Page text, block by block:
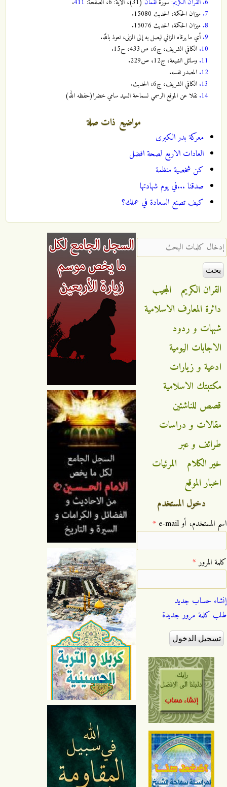
6. القران الكريم: سورةلقمان (31)، الآية: 6، الصفحة: 411
.
7. ميزان الحكمة، الحديث 15080.‏
8. ميزان الحكمة، الحديث 15076.‏
9. أي ما يرقاه الزاني ليصل به إلى الزنى، نعوذ باللَّه.‏
10. الكافي الشريف، ج‏6، ص‏433، ح‏15.‏
11. وسائل الشيعة، ج‏12، ص‏229.‏
12. المصدر نفسه.‏
13. الكافي الشريف، ج‏6، الحديث.‏
14. نقلا عن الموقع الرسمي لسماحة السيد سامي خضرا(حفظه الله)
مواضيع ذات صلة
معركة بدر الكبرى
العادات الاربع لصحة افضل
كن شخصية منظمة
صدقنا ...في يوم شهادتها
كيف تصنع السعادة في عملك؟
‏إدخال كلمات البحث ‏
القران الكريم
المجيب
دائرة المعارف الاسلامية
شبهات و ردود
الاجابات اليومية
ادعية و زيارات
مكتبتك الاسلامية
قصص للناشئين
مقالات و دراسات
طرائف و عبر
خير الكلام
المرئيات
اخبار الموقع
دخول المستخدم
‏اسم المستخدم، أو e-mail ‏ *
‏كلمة المرور ‏*
إنشاء حساب جديد
طلب كلمة مرور جديدة